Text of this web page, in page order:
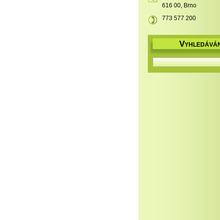
616 00, Brno
773 577 200
V